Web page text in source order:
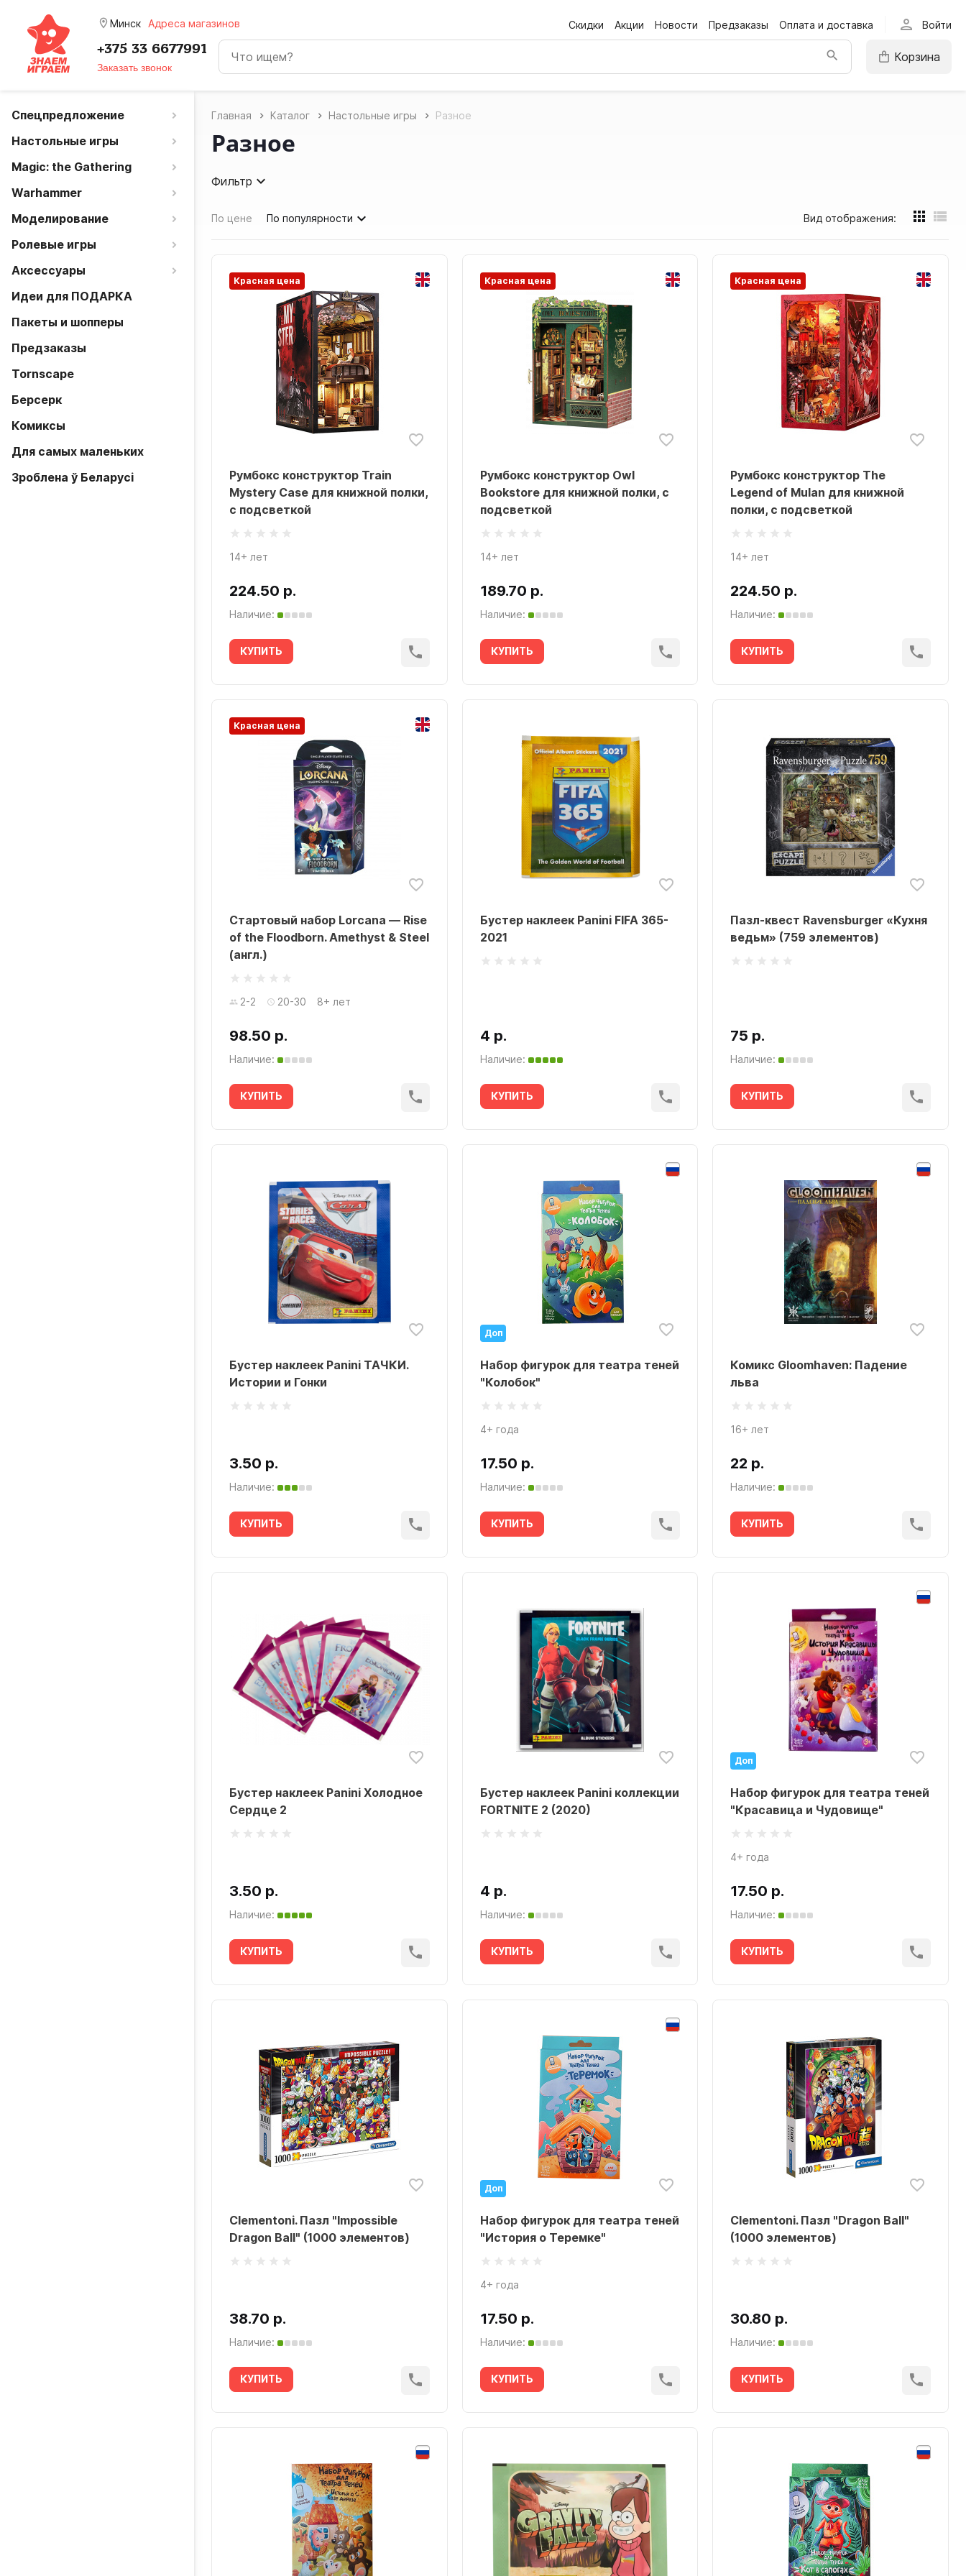
room Минск Адреса магазинов Скидки Акции Новости Предзаказы Оплата и доставка person Войти
+375 33 6677991
Заказать звонок
Корзина
Спецпредложение
Настольные игры
Magic: the Gathering
Warhammer
Моделирование
Ролевые игры
Аксессуары
Идеи для ПОДАРКА
Пакеты и шопперы
Предзаказы
Tornscape
Берсерк
Комиксы
Для самых маленьких
Зроблена ў Беларусi
Главная Каталог Настольные игры Разное
Разное
Фильтр
По цене По популярности Вид отображения:
Красная цена
Румбокс конструктор Train
Mystery Case для книжной полки,
с подсветкой
14+ лет
224.50 р.
Наличие:
КУПИТЬ
Красная цена
Румбокс конструктор Owl
Bookstore для книжной полки, с
подсветкой
14+ лет
189.70 р.
Наличие:
КУПИТЬ
Красная цена
Румбокс конструктор The
Legend of Mulan для книжной
полки, с подсветкой
14+ лет
224.50 р.
Наличие:
КУПИТЬ
Красная цена
Стартовый набор Lorcana — Rise
of the Floodborn. Amethyst & Steel
(англ.)
2-2 20-30 8+ лет
98.50 р.
Наличие:
КУПИТЬ
Бустер наклеек Panini FIFA 365-
2021
4 р.
Наличие:
КУПИТЬ
Пазл-квест Ravensburger «Кухня
ведьм» (759 элементов)
75 р.
Наличие:
КУПИТЬ
Бустер наклеек Panini ТАЧКИ.
Истории и Гонки
3.50 р.
Наличие:
КУПИТЬ
Доп
Набор фигурок для театра теней
"Колобок"
4+ года
17.50 р.
Наличие:
КУПИТЬ
Комикс Gloomhaven: Падение
льва
16+ лет
22 р.
Наличие:
КУПИТЬ
Бустер наклеек Panini Холодное
Сердце 2
3.50 р.
Наличие:
КУПИТЬ
Бустер наклеек Panini коллекции
FORTNITE 2 (2020)
4 р.
Наличие:
КУПИТЬ
Доп
Набор фигурок для театра теней
"Красавица и Чудовище"
4+ года
17.50 р.
Наличие:
КУПИТЬ
Clementoni. Пазл "Impossible
Dragon Ball" (1000 элементов)
38.70 р.
Наличие:
КУПИТЬ
Доп
Набор фигурок для театра теней
"История о Теремке"
4+ года
17.50 р.
Наличие:
КУПИТЬ
Clementoni. Пазл "Dragon Ball"
(1000 элементов)
30.80 р.
Наличие:
КУПИТЬ